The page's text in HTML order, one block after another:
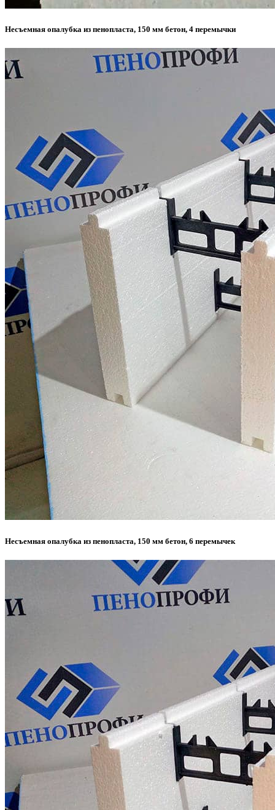
Несъемная опалубка из пенопласта, 150 мм бетон, 4 перемычки
Несъемная опалубка из пенопласта, 150 мм бетон, 6 перемычек